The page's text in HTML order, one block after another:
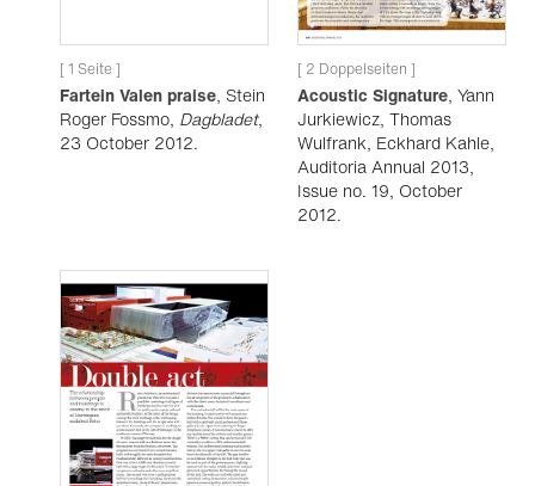
[ 1 Seite ]
Fartein Valen praise, Stein
Roger Fossmo, Dagbladet,
23 October 2012.
[ 2 Doppelseiten ]
Acoustic Signature, Yann
Jurkiewicz, Thomas
Wulfrank, Eckhard Kahle,
Auditoria Annual 2013,
Issue no. 19, October
2012.